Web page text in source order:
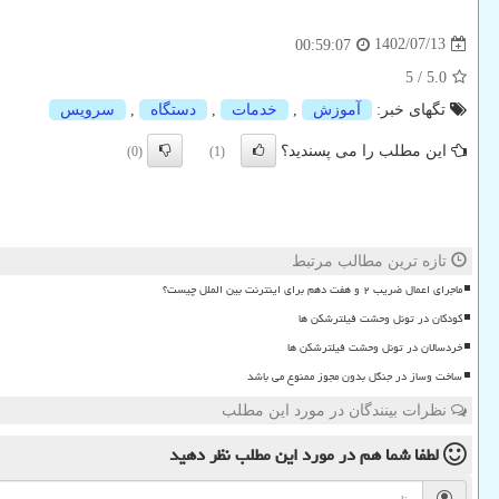
1402/07/13
00:59:07
5.0
/
5
تگهای خبر:
آموزش , خدمات , دستگاه , سرویس
این مطلب را می پسندید؟ (1)
(0)
تازه ترین مطالب مرتبط
ماجرای اعمال ضریب ۲ و هفت دهم برای اینترنت بین الملل چیست؟
کودکان در تونل وحشت فیلترشکن ها
خردسالان در تونل وحشت فیلترشکن ها
ساخت وساز در جنگل بدون مجوز ممنوع می باشد
نظرات بینندگان در مورد این مطلب
لطفا شما همدر مورد این مطلبنظر دهید